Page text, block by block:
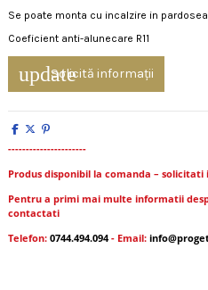
Se poate monta cu incalzire in
Coeficient anti-alunecare R11
updateSolicită informații
----------------------
Produs disponibil la comanda –
Pentru a primi mai multe informatii
contactati
Telefon: 0744.494.094- Email: